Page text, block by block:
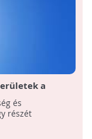
a
és
részét